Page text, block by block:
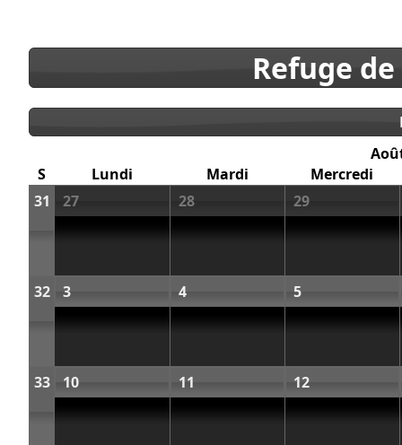
Refuge
S
Lundi Mardi
Mercredi
31
27 28 29
32 3 4 5
33 10 11 12